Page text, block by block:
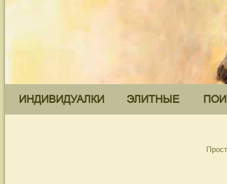
ИНДИВИДУАЛКИ ЭЛИТНЫЕ